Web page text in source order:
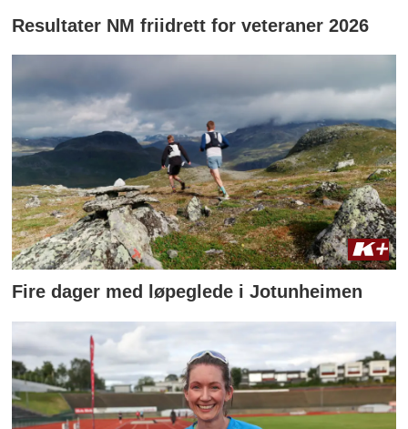
Resultater NM friidrett for veteraner 2026
Fire dager med løpeglede i Jotunheimen